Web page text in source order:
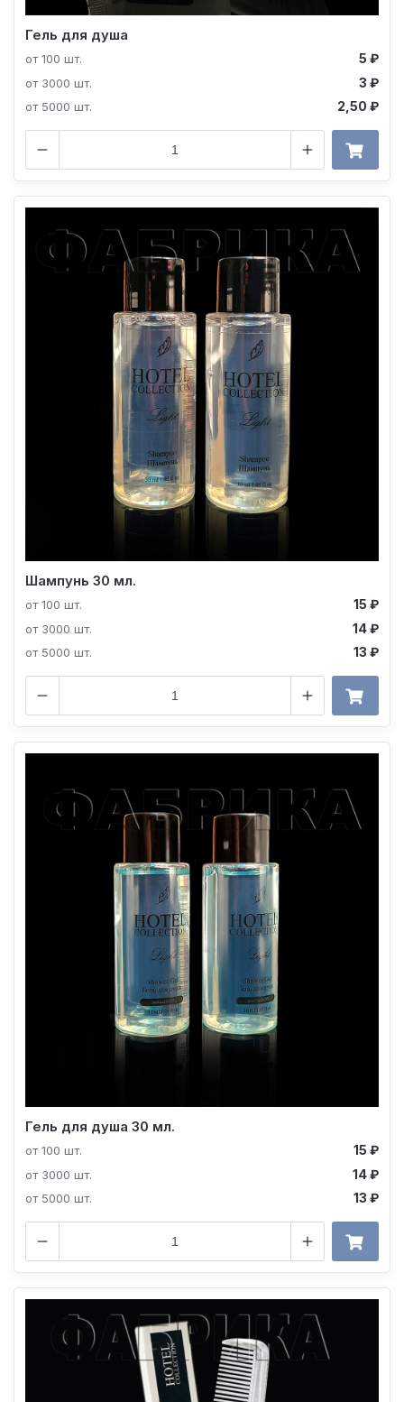
Гель для душа
от 100 шт. 5 ₽
от 3000 шт. 3 ₽
от 5000 шт. 2,50 ₽
Шампунь 30 мл.
от 100 шт. 15 ₽
от 3000 шт. 14 ₽
от 5000 шт. 13 ₽
Гель для душа 30 мл.
от 100 шт. 15 ₽
от 3000 шт. 14 ₽
от 5000 шт. 13 ₽